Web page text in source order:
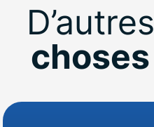
D’autres
choses